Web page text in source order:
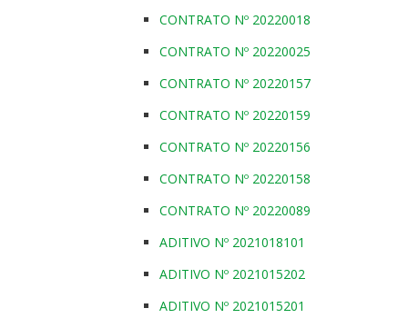
CONTRATO Nº 20220018
CONTRATO Nº 20220025
CONTRATO Nº 20220157
CONTRATO Nº 20220159
CONTRATO Nº 20220156
CONTRATO Nº 20220158
CONTRATO Nº 20220089
ADITIVO Nº 2021018101
ADITIVO Nº 2021015202
ADITIVO Nº 2021015201